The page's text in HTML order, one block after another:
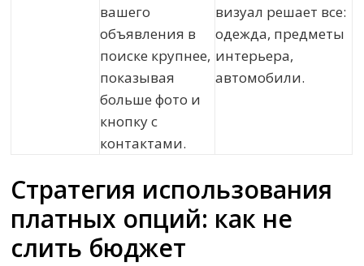
вашего
объявления в
поиске крупнее,
показывая
больше фото и
кнопку с
контактами.
визуал решает все:
одежда, предметы
интерьера,
автомобили.
Стратегия использования
платных опций: как не
слить бюджет